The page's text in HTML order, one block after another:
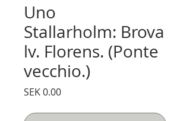
Uno
Stallarholm: Brova
lv. Florens. (Ponte
vecchio.)
SEK 0.00Price